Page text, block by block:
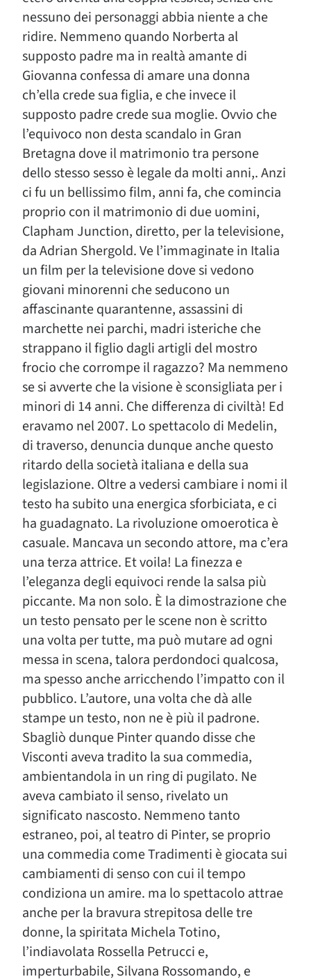
nessuno dei personaggi abbia niente a che
ridire. Nemmeno quando Norberta al
supposto padre ma in realtà amante di
Giovanna confessa di amare una donna
ch’ella crede sua figlia, e che invece il
supposto padre crede sua moglie. Ovvio che
l’equivoco non desta scandalo in Gran
Bretagna dove il matrimonio tra persone
dello stesso sesso è legale da molti anni,. Anzi
ci fu un bellissimo film, anni fa, che comincia
proprio con il matrimonio di due uomini,
Clapham Junction, diretto, per la televisione,
da Adrian Shergold. Ve l’immaginate in Italia
un film per la televisione dove si vedono
giovani minorenni che seducono un
affascinante quarantenne, assassini di
marchette nei parchi, madri isteriche che
strappano il figlio dagli artigli del mostro
frocio che corrompe il ragazzo? Ma nemmeno
se si avverte che la visione è sconsigliata per i
minori di 14 anni. Che differenza di civiltà! Ed
eravamo nel 2007. Lo spettacolo di Medelin,
di traverso, denuncia dunque anche questo
ritardo della società italiana e della sua
legislazione. Oltre a vedersi cambiare i nomi il
testo ha subito una energica sforbiciata, e ci
ha guadagnato. La rivoluzione omoerotica è
casuale. Mancava un secondo attore, ma c’era
una terza attrice. Et voila! La finezza e
l’eleganza degli equivoci rende la salsa più
piccante. Ma non solo. È la dimostrazione che
un testo pensato per le scene non è scritto
una volta per tutte, ma può mutare ad ogni
messa in scena, talora perdondoci qualcosa,
ma spesso anche arricchendo l’impatto con il
pubblico. L’autore, una volta che dà alle
stampe un testo, non ne è più il padrone.
Sbagliò dunque Pinter quando disse che
Visconti aveva tradito la sua commedia,
ambientandola in un ring di pugilato. Ne
aveva cambiato il senso, rivelato un
significato nascosto. Nemmeno tanto
estraneo, poi, al teatro di Pinter, se proprio
una commedia come Tradimenti è giocata sui
cambiamenti di senso con cui il tempo
condiziona un amire. ma lo spettacolo attrae
anche per la bravura strepitosa delle tre
donne, la spiritata Michela Totino,
l’indiavolata Rossella Petrucci e,
imperturbabile, Silvana Rossomando, e